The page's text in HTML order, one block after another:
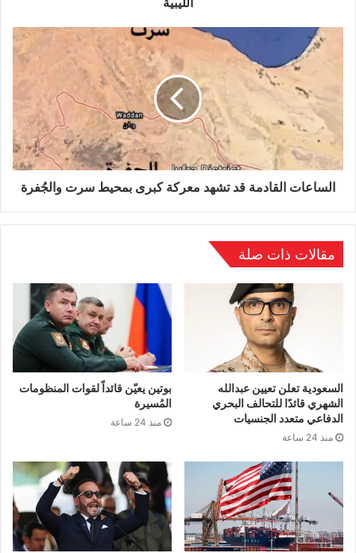
بـ”المعركة الكبرى”.
وينقل أردوغان بشكل شبه يومي مئات المرتزقة من
مدينة إدلب السورية، إلى طرابلس، للقتال في
صفوف الميليشيات الإرهابية الداعمة لفائز
ال”السراج”، ضد الجيش الوطني الليبي الذي يقوده
المشير خليفة حفتر..
وتحاول تركيا بكل صلف ووقاحة بسط سيطرتها على
التراب الليبي، طمعا في ثروات البلاد بالإضافة إلى
موقعها الهام على شواطئ البحر الأبيض المتوسط.
الساعات القادمة قد تشهد معركة كبرى بمحيط سرت والجُفرة
مقالات ذات صلة
السعودية تعلن تعيين عبدالله
الشهري قائدًا للتحالف البحري
الدفاعي متعدد الجنسيات
منذ 24 ساعة
بوتين يعيّن قائداً لقوات المنظومات
المُسيرة
منذ 24 ساعة